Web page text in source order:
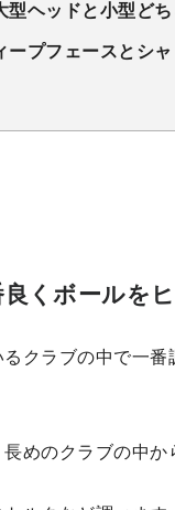
型ヘッドと小型ど
ープフェースとシ
良くボールを
クラブの中で一
長めのクラブの中